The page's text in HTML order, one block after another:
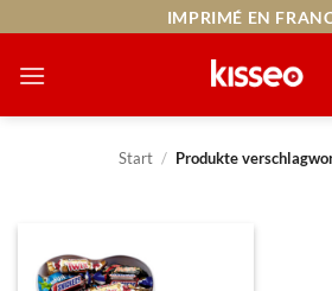
springen
IMPRIMÉ EN
Start / Produkte